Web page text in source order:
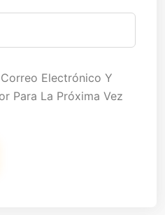
Electrónico Y
Para La Próxima Vez